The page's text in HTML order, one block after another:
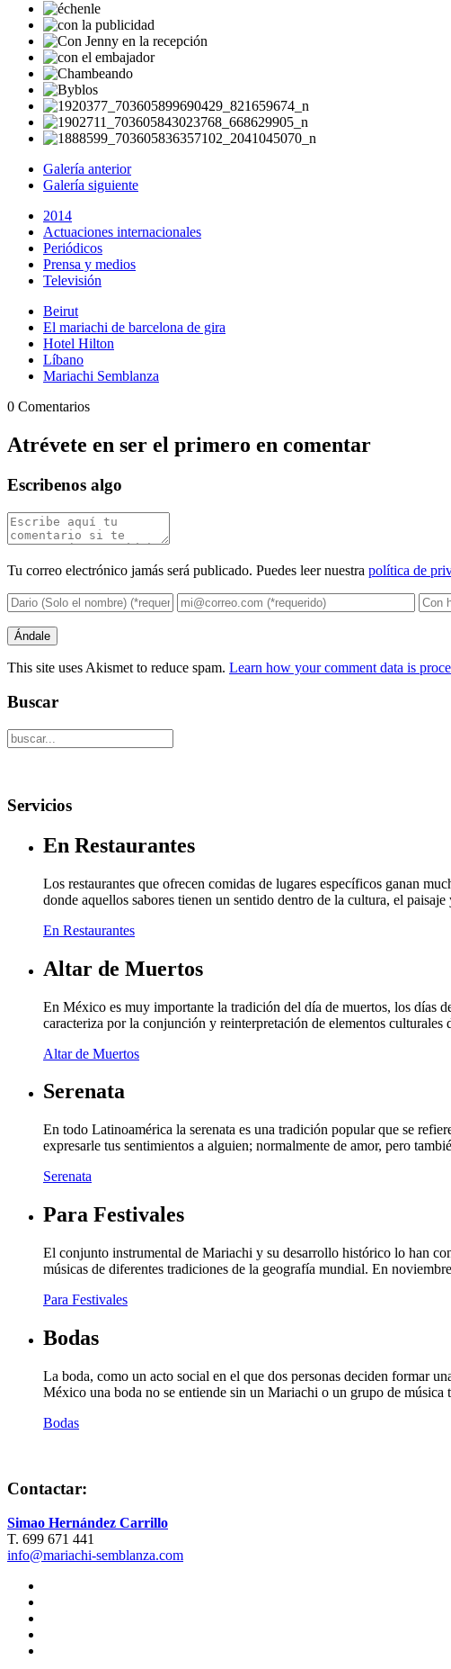
Galería anterior
Galería siguiente
2014
Actuaciones internacionales
Periódicos
Prensa y medios
Televisión
Beirut
El mariachi de barcelona de gira
Hotel Hilton
Líbano
Mariachi Semblanza
0 Comentarios
Atrévete en ser el primero en comentar
Escribenos algo
Tu correo electrónico jamás será publicado. Puedes leer nuestra política de
This site uses Akismet to reduce spam. Learn how your comment data is
Buscar
Servicios
En Restaurantes
Los restaurantes que ofrecen comidas de lugares específicos ganan
donde aquellos sabores tienen un sentido dentro de la cultura, el
En Restaurantes
Altar de Muertos
En México es muy importante la tradición del día de muertos, los días
caracteriza por la conjunción y reinterpretación de elementos
Altar de Muertos
Serenata
En todo Latinoamérica la serenata es una tradición popular que se
expresarle tus sentimientos a alguien; normalmente de amor, pero
Serenata
Para Festivales
El conjunto instrumental de Mariachi y su desarrollo histórico lo han
músicas de diferentes tradiciones de la geografía mundial. En
Para Festivales
Bodas
La boda, como un acto social en el que dos personas deciden formar
México una boda no se entiende sin un Mariachi o un grupo de
Bodas
Contactar:
Simao Hernández Carrillo
T. 699 671 441
info@mariachi-semblanza.com